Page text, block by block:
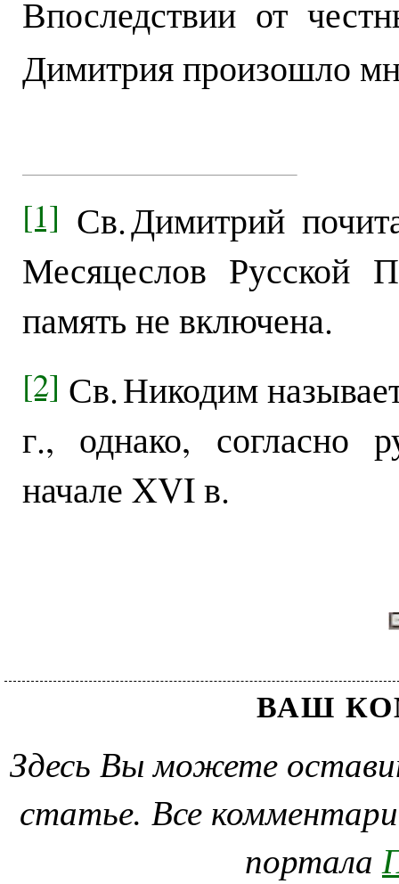
Впоследствии от
Димитрия произошло
[1] Св. Димитрий
Месяцеслов Русской
память не включена.
[2] Св. Никодим
г., однако, согласно
начале XVI в.
ВАШ
Здесь Вы можете
статье. Все
портала